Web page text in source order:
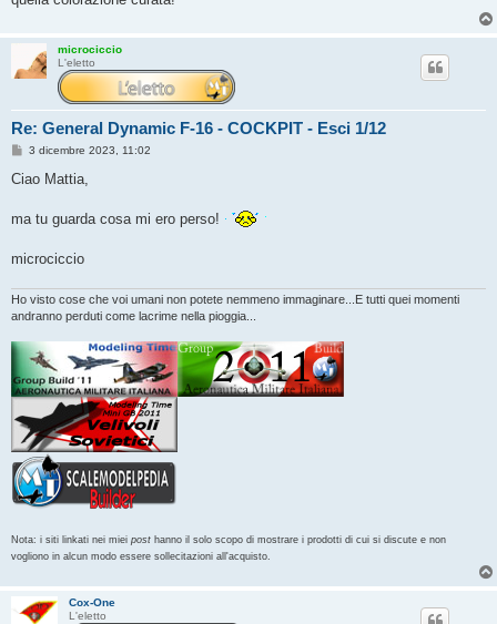
o
microciccio
L'eletto
Re: General Dynamic F-16 - COCKPIT - Esci 1/12
M
s
g
o
3 dicembre 2023, 11:02
Ciao Mattia,
ma tu guarda cosa mi ero perso!
microciccio
Ho visto cose che voi umani non potete nemmeno immaginare...E tutti quei momenti
andranno perduti come lacrime nella pioggia...
Nota: i siti linkati nei miei post hanno il solo scopo di mostrare i prodotti di cui si discute e non
vogliono in alcun modo essere sollecitazioni all'acquisto.
Cox-One
L'eletto